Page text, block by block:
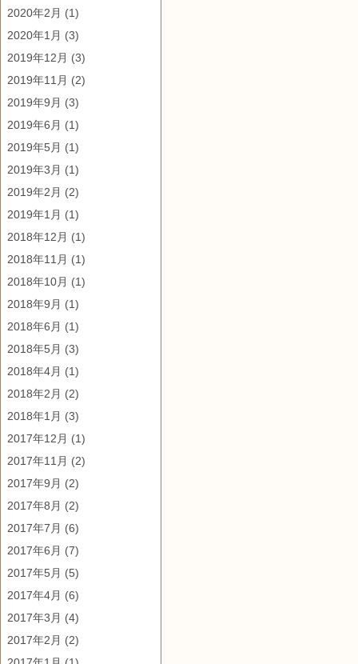
2020年2月 (1)
2020年1月 (3)
2019年12月 (3)
2019年11月 (2)
2019年9月 (3)
2019年6月 (1)
2019年5月 (1)
2019年3月 (1)
2019年2月 (2)
2019年1月 (1)
2018年12月 (1)
2018年11月 (1)
2018年10月 (1)
2018年9月 (1)
2018年6月 (1)
2018年5月 (3)
2018年4月 (1)
2018年2月 (2)
2018年1月 (3)
2017年12月 (1)
2017年11月 (2)
2017年9月 (2)
2017年8月 (2)
2017年7月 (6)
2017年6月 (7)
2017年5月 (5)
2017年4月 (6)
2017年3月 (4)
2017年2月 (2)